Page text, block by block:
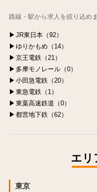
路線・駅から求人を絞り込め
JR東日本（92）
ゆりかもめ（14）
京王電鉄（21）
多摩モノレール（0）
小田急電鉄（20）
東急電鉄（1）
東葉高速鉄道（0）
都営地下鉄（62）
エリ
東京